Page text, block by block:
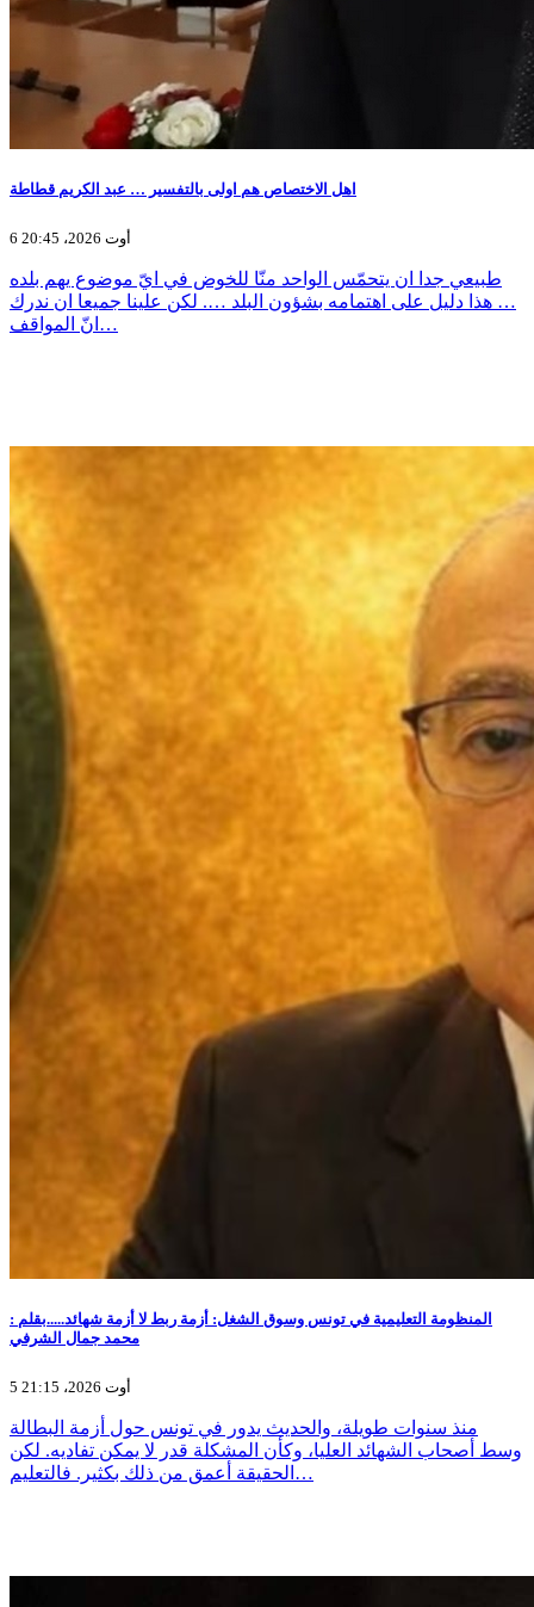
اهل الاختصاص هم اولى بالتفسير … عبد الكريم قطاطة
6 أوت 2026، 20:45
طبيعي جدا ان يتحمّس الواحد منّا للخوض في ايّ موضوع يهم بلده
… هذا دليل على اهتمامه بشؤون البلد …. لكن علينا جميعا ان ندرك
انّ المواقف…
المنظومة التعليمية في تونس وسوق الشغل: أزمة ربط لا أزمة شهائد.....بقلم :
محمد جمال الشرفي
5 أوت 2026، 21:15
منذ سنوات طويلة، والحديث يدور في تونس حول أزمة البطالة
وسط أصحاب الشهائد العليا، وكأن المشكلة قدر لا يمكن تفاديه. لكن
الحقيقة أعمق من ذلك بكثير. فالتعليم…